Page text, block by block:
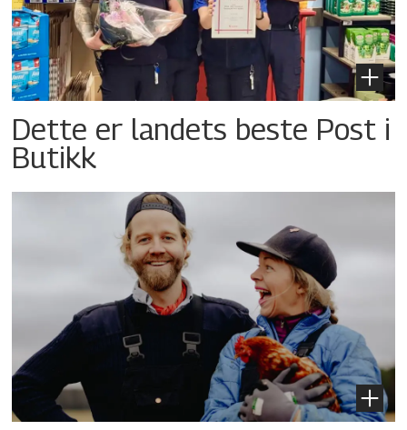
Dette er landets beste Post i
Butikk